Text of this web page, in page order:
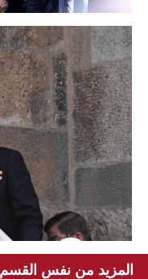
المزيد من نفس القسم